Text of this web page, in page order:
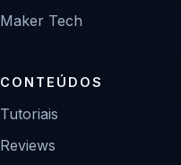
Maker Tech
CONTEÚDOS
Tutoriais
Reviews